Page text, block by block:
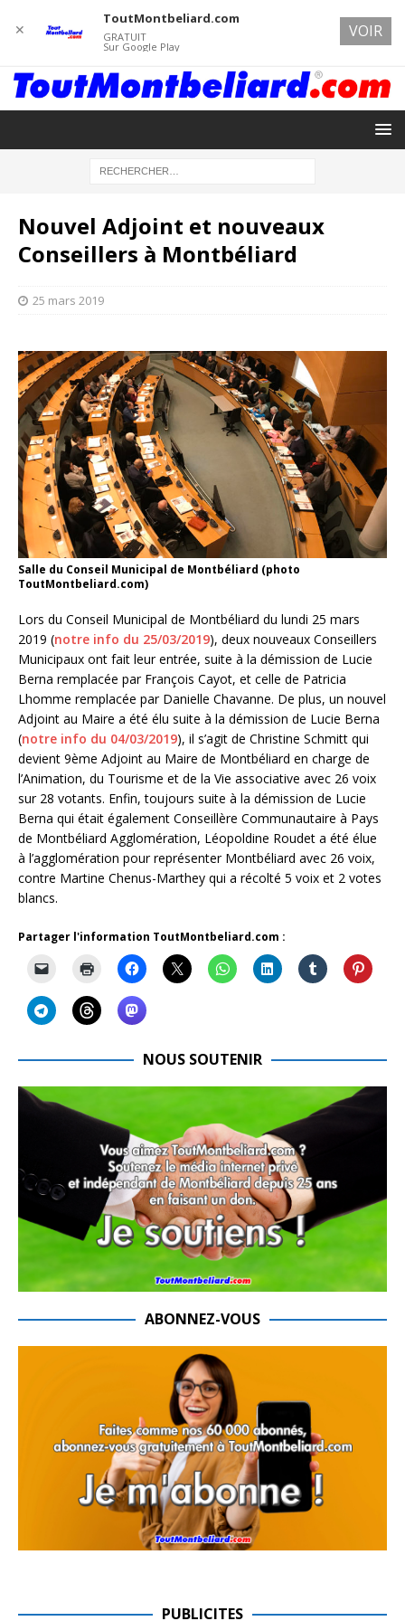
Nouvel Adjoint et nouveaux
Conseillers à Montbéliard
25 mars 2019
Salle du Conseil Municipal de Montbéliard (photo
ToutMontbeliard.com)
Lors du Conseil Municipal de Montbéliard du lundi 25 mars
2019 (notre info du 25/03/2019), deux nouveaux Conseillers
Municipaux ont fait leur entrée, suite à la démission de Lucie
Berna remplacée par François Cayot, et celle de Patricia
Lhomme remplacée par Danielle Chavanne. De plus, un nouvel
Adjoint au Maire a été élu suite à la démission de Lucie Berna
(notre info du 04/03/2019), il s’agit de Christine Schmitt qui
devient 9ème Adjoint au Maire de Montbéliard en charge de
l’Animation, du Tourisme et de la Vie associative avec 26 voix
sur 28 votants. Enfin, toujours suite à la démission de Lucie
Berna qui était également Conseillère Communautaire à Pays
de Montbéliard Agglomération, Léopoldine Roudet a été élue
à l’agglomération pour représenter Montbéliard avec 26 voix,
contre Martine Chenus-Marthey qui a récolté 5 voix et 2 votes
blancs.
Partager l'information ToutMontbeliard.com :
NOUS SOUTENIR
ABONNEZ-VOUS
PUBLICITES
✕
ToutMontbeliard.com
GRATUIT
Sur Google Play
VOIR